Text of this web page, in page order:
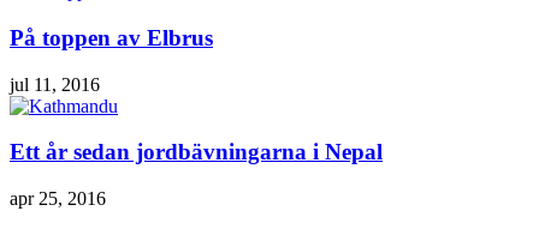
På toppen av Elbrus
jul 11, 2016
Ett år sedan jordbävningarna i Nepal
apr 25, 2016